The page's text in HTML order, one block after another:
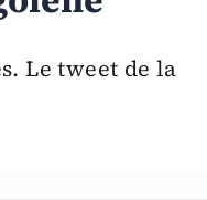
Le tweet de la